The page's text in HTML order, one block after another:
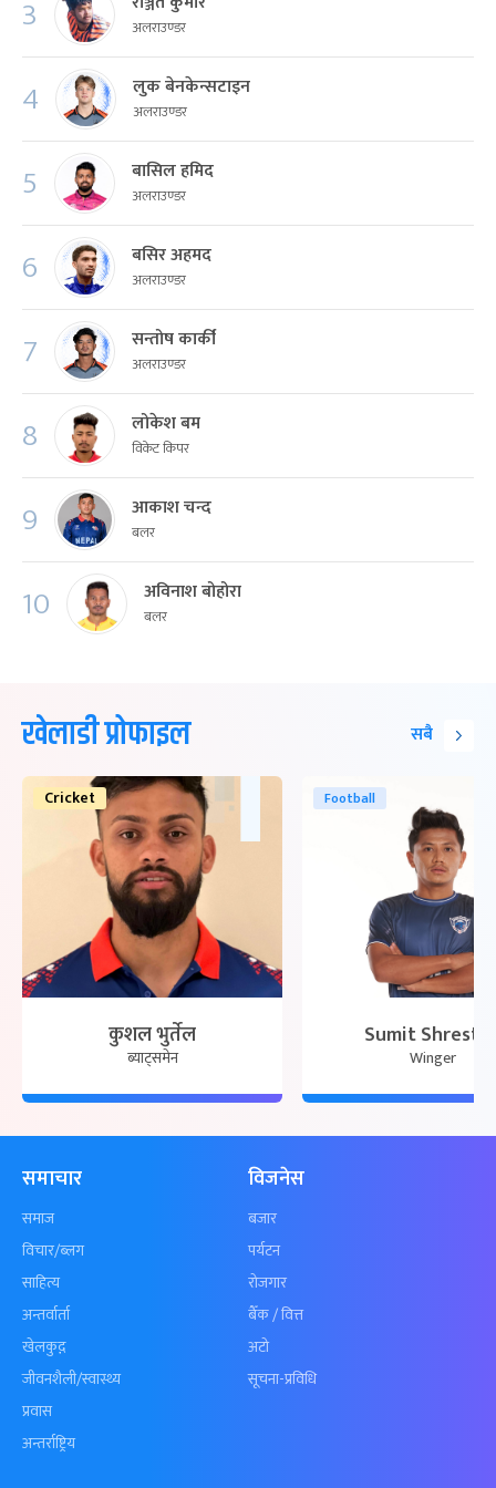
3 अलराउण्डर
4 लुक बेनकेन्सटाइन
अलराउण्डर
5 बासिल हमिद
अलराउण्डर
6 बसिर अहमद
अलराउण्डर
7 सन्तोष कार्की
अलराउण्डर
8 लोकेश बम
विकेट किपर
9 आकाश चन्द
बलर
10 अविनाश बोहोरा
बलर
खेलाडी प्रोफाइल सबै
Cricket
कुशल भुर्तेल
ब्याट्समेन
Football
Sumit
Winger
समाचार
समाज
विचार/ब्लग
साहित्य
अन्तर्वार्ता
खेलकुद़़
जीवनशैली/स्वास्थ्य
प्रवास
अन्तर्राष्ट्रिय
विजनेस
बजार
पर्यटन
रोजगार
बैँक / वित्त
अटो
सूचना-प्रविधि